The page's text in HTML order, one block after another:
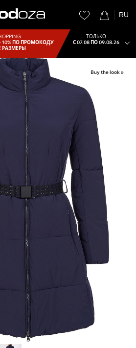
RU
10% ПО ПРОМОКОДУ
РАЗМЕРЫ
ТОЛЬКО
С 07.08 ПО 09.08.26
Buy the look »